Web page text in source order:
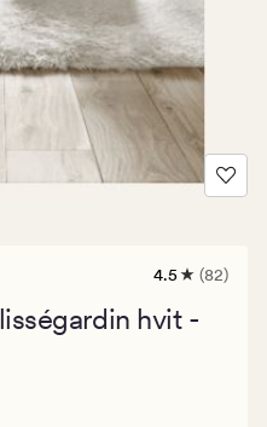
82
med
4.5 (82)
hvit -